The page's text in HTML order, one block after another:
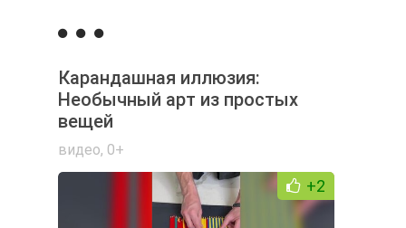
Карандашная иллюзия:
Необычный арт из простых
вещей
видео, 0+
+2